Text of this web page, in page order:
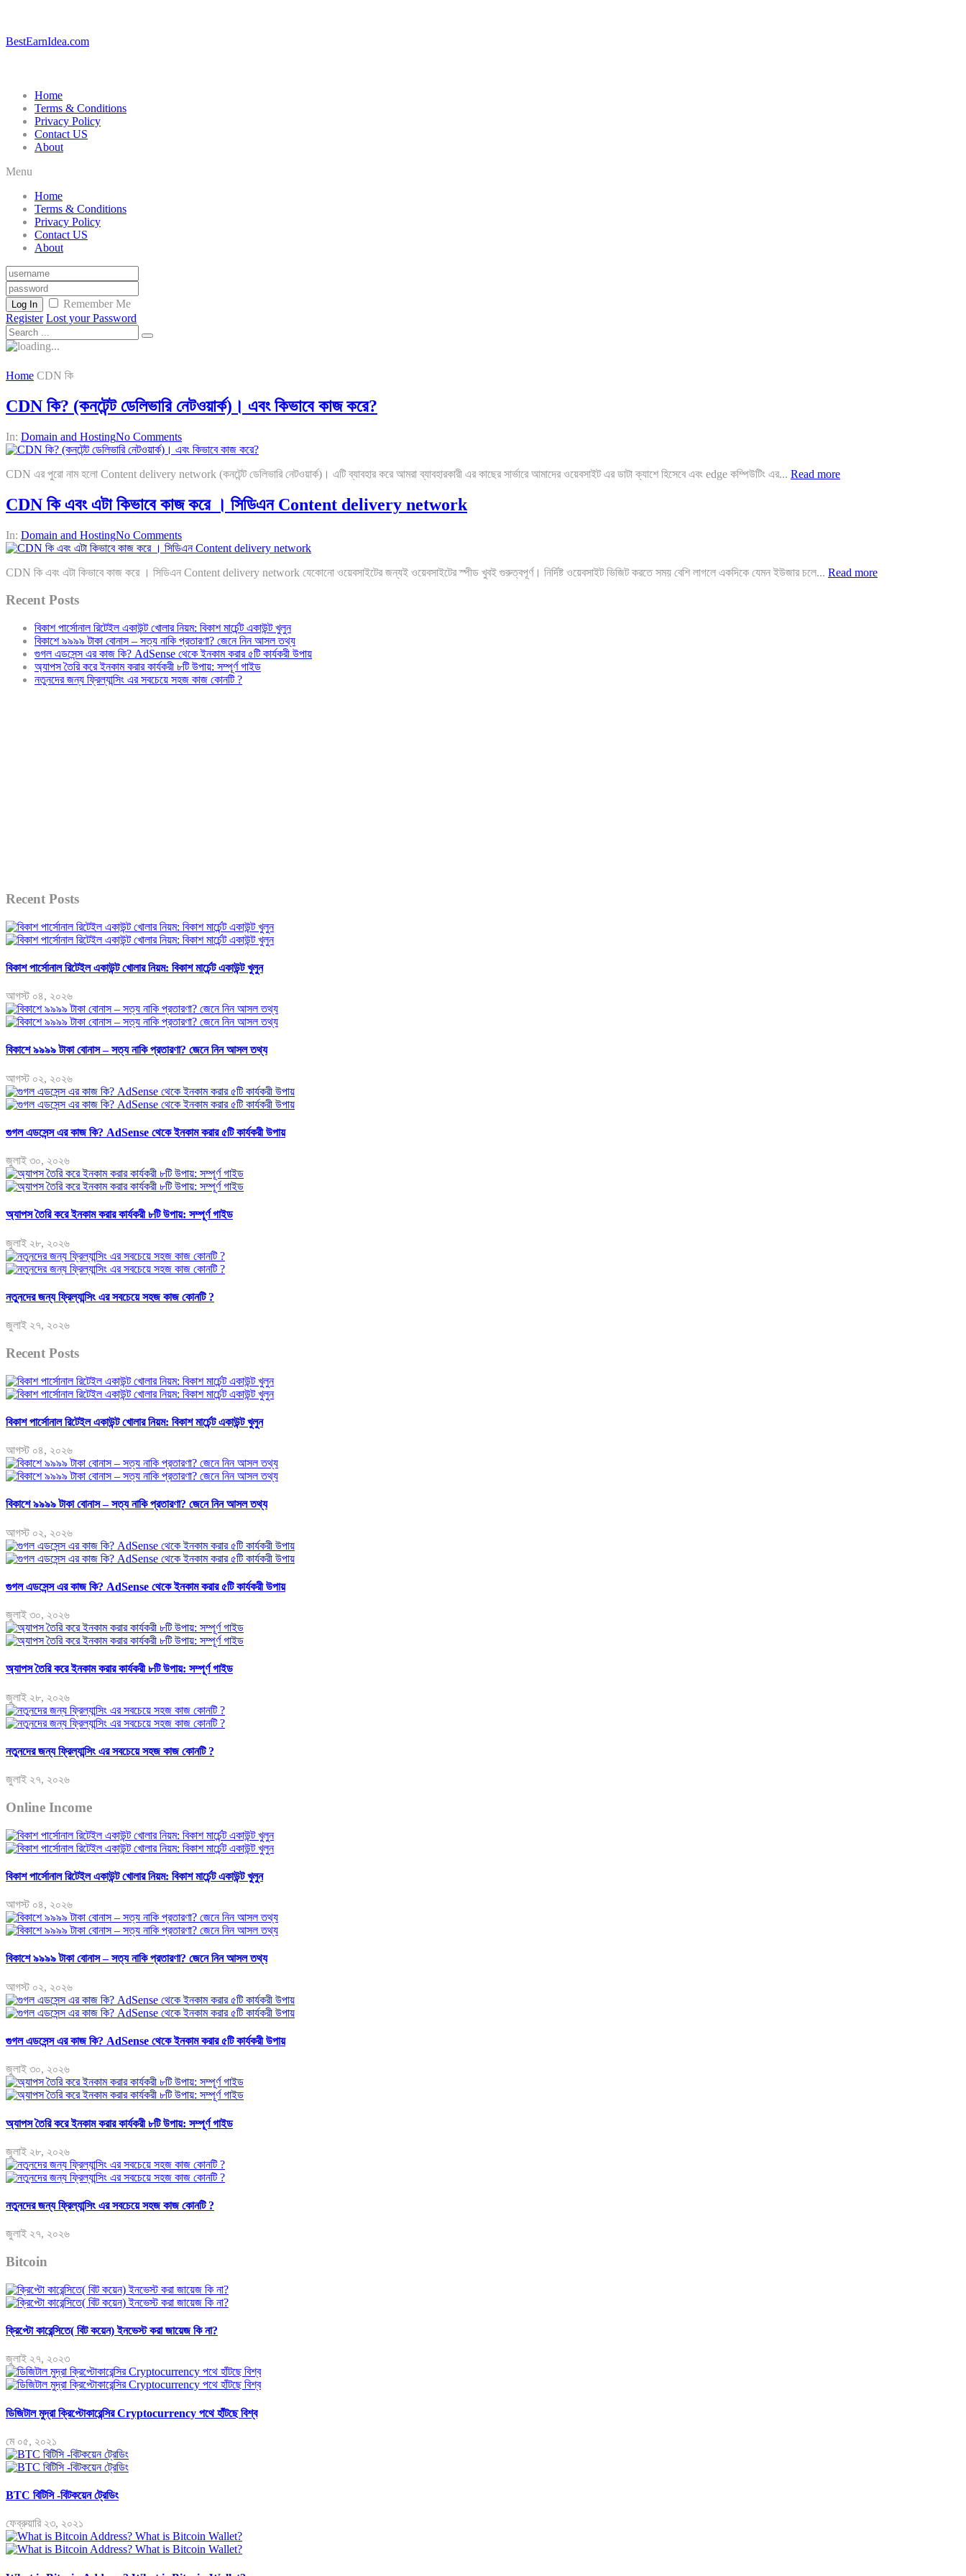
BestEarnIdea.com
Home
Terms & Conditions
Privacy Policy
Contact US
About
Menu
Home
Terms & Conditions
Privacy Policy
Contact US
About
Log In
Remember Me
Register Lost your Password
Home CDN কি
CDN কি? (কনটেন্ট ডেলিভারি নেটওয়ার্ক)। এবং কিভাবে কাজ করে?
In: Domain and HostingNo Comments
CDN এর পুরো নাম হলো Content delivery network (কনটেন্ট ডেলিভারি নেটওয়ার্ক)। এটি ব্যাবহার করে আমরা ব্যাবহারকারী এর কাছের সার্ভারে আমাদের ওয়েবসাইট এর ডাটা ক্যাশে হিসেবে এবং edge কম্পিউটিং এর... Read more
CDN কি এবং এটা কিভাবে কাজ করে । সিডিএন Content delivery network
In: Domain and HostingNo Comments
CDN কি এবং এটা কিভাবে কাজ করে । সিডিএন Content delivery network যেকোনো ওয়েবসাইটের জন্যই ওয়েবসাইটের স্পীড খুবই গুরুত্বপূর্ণ। নির্দিষ্ট ওয়েবসাইট ভিজিট করতে সময় বেশি লাগলে একদিকে যেমন ইউজার চলে... Read more
Recent Posts
বিকাশ পার্সোনাল রিটেইল একাউন্ট খোলার নিয়ম: বিকাশ মার্চেন্ট একাউন্ট খুলুন
বিকাশে ৯৯৯৯ টাকা বোনাস – সত্য নাকি প্রতারণা? জেনে নিন আসল তথ্য
গুগল এডসেন্স এর কাজ কি? AdSense থেকে ইনকাম করার ৫টি কার্যকরী উপায়
অ্যাপস তৈরি করে ইনকাম করার কার্যকরী ৮টি উপায়: সম্পূর্ণ গাইড
নতুনদের জন্য ফ্রিল্যান্সিং এর সবচেয়ে সহজ কাজ কোনটি ?
Recent Posts
বিকাশ পার্সোনাল রিটেইল একাউন্ট খোলার নিয়ম: বিকাশ মার্চেন্ট একাউন্ট খুলুন
আগস্ট ০৪, ২০২৬
বিকাশে ৯৯৯৯ টাকা বোনাস – সত্য নাকি প্রতারণা? জেনে নিন আসল তথ্য
আগস্ট ০২, ২০২৬
গুগল এডসেন্স এর কাজ কি? AdSense থেকে ইনকাম করার ৫টি কার্যকরী উপায়
জুলাই ৩০, ২০২৬
অ্যাপস তৈরি করে ইনকাম করার কার্যকরী ৮টি উপায়: সম্পূর্ণ গাইড
জুলাই ২৮, ২০২৬
নতুনদের জন্য ফ্রিল্যান্সিং এর সবচেয়ে সহজ কাজ কোনটি ?
জুলাই ২৭, ২০২৬
Recent Posts
বিকাশ পার্সোনাল রিটেইল একাউন্ট খোলার নিয়ম: বিকাশ মার্চেন্ট একাউন্ট খুলুন
আগস্ট ০৪, ২০২৬
বিকাশে ৯৯৯৯ টাকা বোনাস – সত্য নাকি প্রতারণা? জেনে নিন আসল তথ্য
আগস্ট ০২, ২০২৬
গুগল এডসেন্স এর কাজ কি? AdSense থেকে ইনকাম করার ৫টি কার্যকরী উপায়
জুলাই ৩০, ২০২৬
অ্যাপস তৈরি করে ইনকাম করার কার্যকরী ৮টি উপায়: সম্পূর্ণ গাইড
জুলাই ২৮, ২০২৬
নতুনদের জন্য ফ্রিল্যান্সিং এর সবচেয়ে সহজ কাজ কোনটি ?
জুলাই ২৭, ২০২৬
Online Income
বিকাশ পার্সোনাল রিটেইল একাউন্ট খোলার নিয়ম: বিকাশ মার্চেন্ট একাউন্ট খুলুন
আগস্ট ০৪, ২০২৬
বিকাশে ৯৯৯৯ টাকা বোনাস – সত্য নাকি প্রতারণা? জেনে নিন আসল তথ্য
আগস্ট ০২, ২০২৬
গুগল এডসেন্স এর কাজ কি? AdSense থেকে ইনকাম করার ৫টি কার্যকরী উপায়
জুলাই ৩০, ২০২৬
অ্যাপস তৈরি করে ইনকাম করার কার্যকরী ৮টি উপায়: সম্পূর্ণ গাইড
জুলাই ২৮, ২০২৬
নতুনদের জন্য ফ্রিল্যান্সিং এর সবচেয়ে সহজ কাজ কোনটি ?
জুলাই ২৭, ২০২৬
Bitcoin
ক্রিপ্টো কারেন্সিতে( বিট কয়েন) ইনভেস্ট করা জায়েজ কি না?
জুলাই ২৭, ২০২৩
ডিজিটাল মুদ্রা ক্রিপ্টোকারেন্সির Cryptocurrency পথে হাঁটছে বিশ্ব
মে ০৫, ২০২১
BTC বিটিসি -বিটকয়েন ট্রেডিং
ফেব্রুয়ারি ২৩, ২০২১